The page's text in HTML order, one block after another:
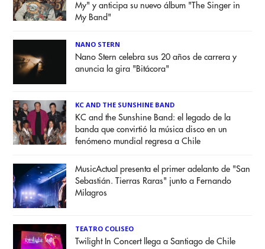
My" y anticipa su nuevo álbum "The Singer in
My Band"
NANO STERN
Nano Stern celebra sus 20 años de carrera y
anuncia la gira "Bitácora"
KC AND THE SUNSHINE BAND
KC and the Sunshine Band: el legado de la
banda que convirtió la música disco en un
fenómeno mundial regresa a Chile
MusicActual presenta el primer adelanto de "San
Sebastián. Tierras Raras" junto a Fernando
Milagros
TEATRO COLISEO
Twilight In Concert llega a Santiago de Chile